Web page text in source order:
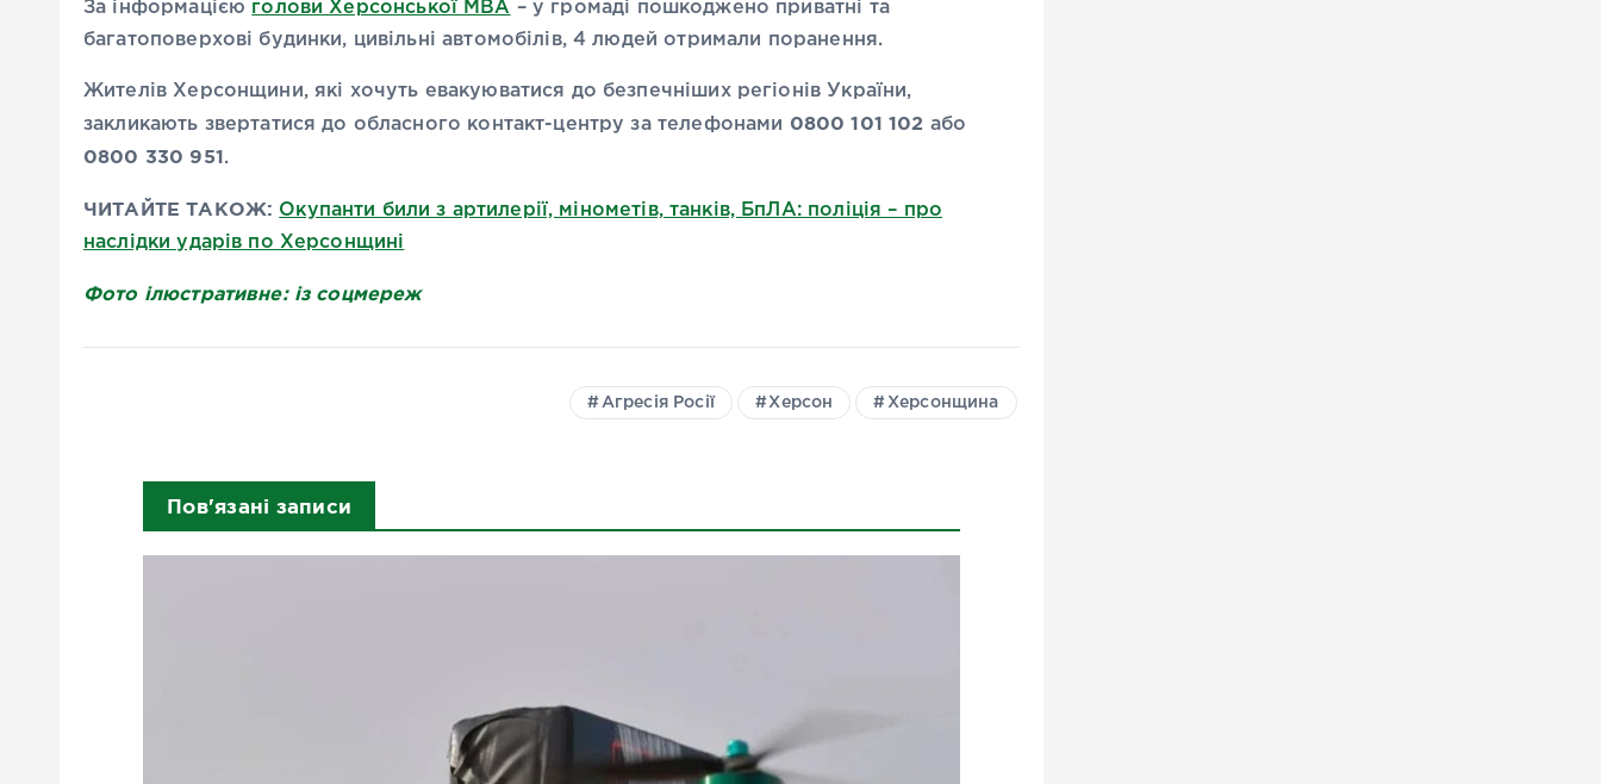
За інформацією голови Херсонської МВА – у громаді пошкоджено приватні та
багатоповерхові будинки, цивільні автомобілів, 4 людей отримали поранення.
Жителів Херсонщини, які хочуть евакуюватися до безпечніших регіонів України,
закликають звертатися до обласного контакт-центру за телефонами 0800 101 102 або
0800 330 951.
ЧИТАЙТЕ ТАКОЖ: Окупанти били з артилерії, мінометів, танків, БпЛА: поліція – про
наслідки ударів по Херсонщині
Фото ілюстративне: із соцмереж
Агресія Росії Херсон Херсонщина
Пов'язані записи